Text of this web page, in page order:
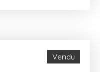
meublé avec un
extérieur.
Vendu